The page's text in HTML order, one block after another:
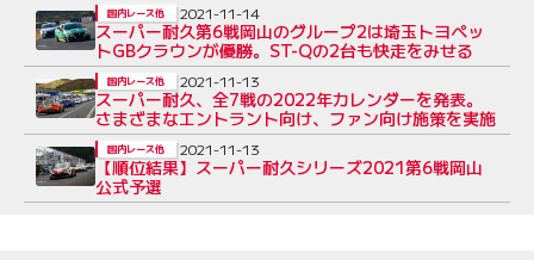
スーパー耐久第6戦岡山のグループ2は埼玉トヨペッ
トGBクラウンが優勝。ST-Qの2台も快走をみせる
国内レース他 2021-11-14
スーパー耐久、全7戦の2022年カレンダーを発表。
さまざまなエントラント向け、ファン向け施策を実施
国内レース他 2021-11-13
【順位結果】スーパー耐久シリーズ2021第6戦岡山
公式予選
国内レース他 2021-11-13